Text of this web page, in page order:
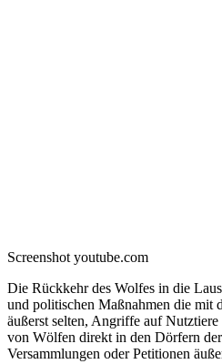
Screenshot youtube.com
Die Rückkehr des Wolfes in die
und politischen Maßnahmen die mit
äußerst selten, Angriffe auf
von Wölfen direkt in den Dörfern
Versammlungen oder Petitionen